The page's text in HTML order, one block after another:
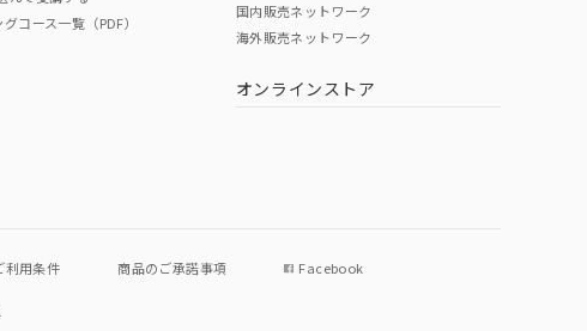
コース一覧（PDF）
国内販売ネットワーク
海外販売ネットワーク
オンラインストア
利用条件 商品のご承諾事項 Facebook